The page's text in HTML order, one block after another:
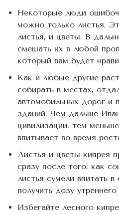
Некоторые люди
можно только листья.
листья, и цветы. В
смешать их в любой
который вам будет
Как и любые другие
собирать в местах,
автомобильных дорог и
зданий. Чем дальше
цивилизации, тем
впитывает во время
Листья и цветы кипрея
сразу после того, как
листья сумели впитать
получить дозу
Избегайте лесного